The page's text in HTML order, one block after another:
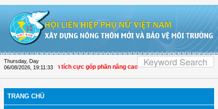
Thursday, Day
06/08/2026 19:11:33
LHPN Thọ Xuân tích cực góp phần nâng cao tỷ lệ người dân tham gia bảo
TRANG CHỦ